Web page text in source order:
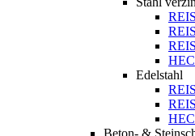
Edelstahl
Beton- &